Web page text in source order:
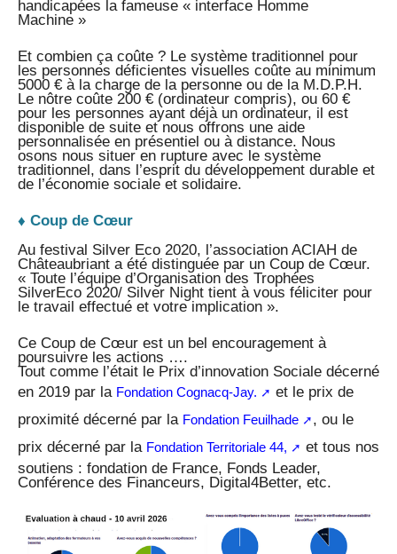
handicapées la fameuse « interface Homme
Machine »
Et combien ça coûte ? Le système traditionnel pour
les personnes déficientes visuelles coûte au minimum
5000 € à la charge de la personne ou de la M.D.P.H.
Le nôtre coûte 200 € (ordinateur compris), ou 60 €
pour les personnes ayant déjà un ordinateur, il est
disponible de suite et nous offrons une aide
personnalisée en présentiel ou à distance. Nous
osons nous situer en rupture avec le système
traditionnel, dans l’esprit du développement durable et
de l’économie sociale et solidaire.
♦ Coup de Cœur
Au festival Silver Eco 2020, l’association ACIAH de
Châteaubriant a été distinguée par un Coup de Cœur.
« Toute l’équipe d’Organisation des Trophées
SilverEco 2020/ Silver Night tient à vous féliciter pour
le travail effectué et votre implication ».
Ce Coup de Cœur est un bel encouragement à
poursuivre les actions ….
Tout comme l’était le Prix d’innovation Sociale décerné
en 2019 par la Fondation Cognacq-Jay.
et le prix de
proximité décerné par la Fondation Feuilhade
, ou le
prix décerné par la Fondation Territoriale 44,
et tous nos
soutiens : fondation de France, Fonds Leader,
Conférence des Financeurs, Digital4Better, etc.